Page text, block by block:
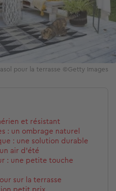
pour la terrasse ©Getty Images
et résistant
: un ombrage naturel
: une solution durable
air d’été
: une petite touche
sur la terrasse